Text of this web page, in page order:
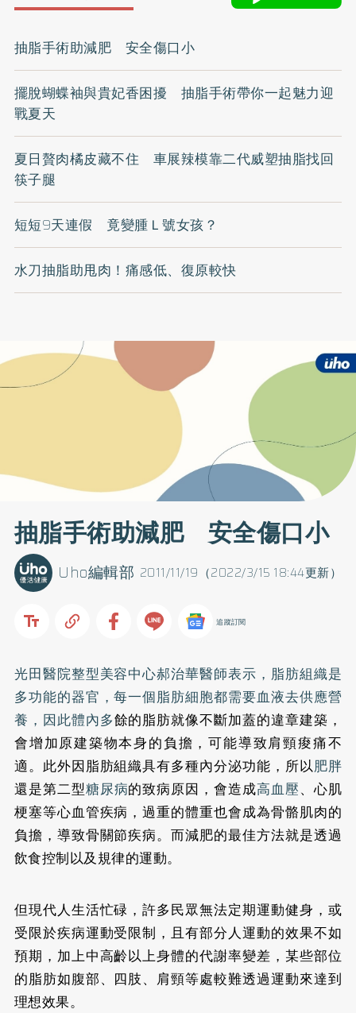
抽脂手術助減肥 安全傷口小
擺脫蝴蝶袖與貴妃香困擾 抽脂手術帶你一起魅力迎
戰夏天
夏日贅肉橘皮藏不住 車展辣模靠二代威塑抽脂找回
筷子腿
短短9天連假 竟變腫Ｌ號女孩？
水刀抽脂助甩肉！痛感低、復原較快
抽脂手術助減肥 安全傷口小
2011/11/19（2022/3/15 18:44更新）
Uho編輯部
追蹤訂閱
光田醫院整型美容中心郝治華醫師表示，脂肪組織是
多功能的器官，每一個脂肪細胞都需要血液去供應營
養，因此體內多餘的脂肪就像不斷加蓋的違章建築，
會增加原建築物本身的負擔，可能導致肩頸痠痛不
適。此外因脂肪組織具有多種內分泌功能，所以肥胖
還是第二型糖尿病的致病原因，會造成高血壓、心肌
梗塞等心血管疾病，過重的體重也會成為骨骼肌肉的
負擔，導致骨關節疾病。而減肥的最佳方法就是透過
飲食控制以及規律的運動。
但現代人生活忙碌，許多民眾無法定期運動健身，或
受限於疾病運動受限制，且有部分人運動的效果不如
預期，加上中高齡以上身體的代謝率變差，某些部位
的脂肪如腹部、四肢、肩頸等處較難透過運動來達到
理想效果。